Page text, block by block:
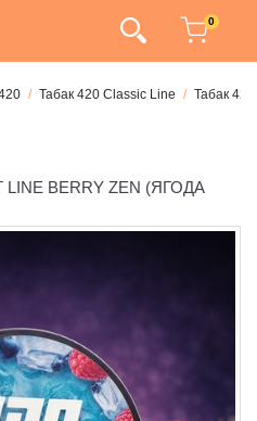
0
Табак 420 Classic Line Табак
LINE BERRY ZEN (ЯГОДА